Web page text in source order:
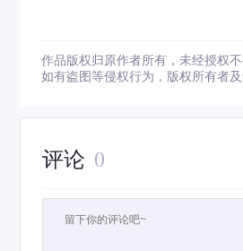
作品版权归原作者所有，未经授权不
如有盗图等侵权行为，版权所有者及
评论 0